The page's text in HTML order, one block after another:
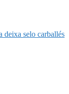
deixa selo carballés